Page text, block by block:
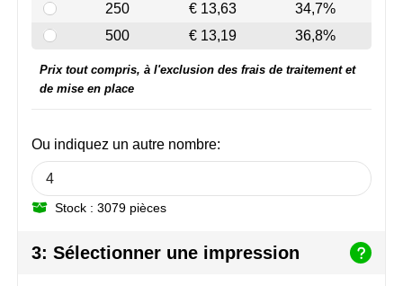
NoStress
Ocean Bottle
Parker pennen
Peekay
250
€ 13,63
34,7%
500
€ 13,19 36,8%
Ou indiquez un autre nombre:
Stock : 3079 pièces
Prix tout compris, à l'exclusion des frais de traitement et
de mise en place
3: Sélectionner une impression